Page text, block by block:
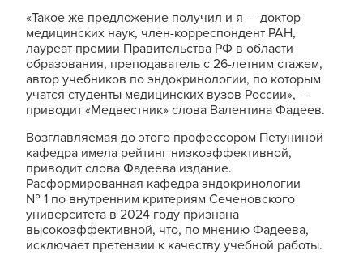
«Такое же предложение получил и я — доктор
медицинских наук, член-корреспондент РАН,
лауреат премии Правительства РФ в области
образования, преподаватель с 26-летним стажем,
автор учебников по эндокринологии, по которым
учатся студенты медицинских вузов России», —
приводит «Медвестник» слова Валентина Фадеев.
Возглавляемая до этого профессором Петуниной
кафедра имела рейтинг низкоэффективной,
приводит слова Фадеева издание.
Расформированная кафедра эндокринологии
№ 1 по внутренним критериям Сеченовского
университета в 2024 году признана
высокоэффективной, что, по мнению Фадеева,
исключает претензии к качеству учебной работы.